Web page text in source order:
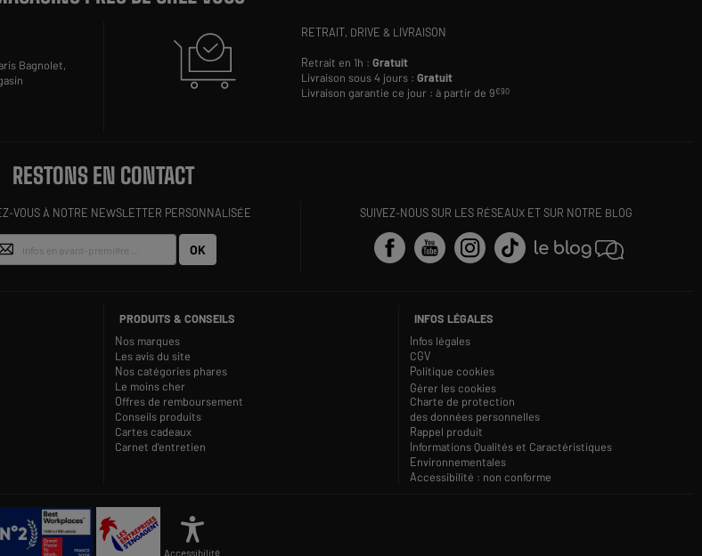
Bagnolet,
RETRAIT, DRIVE & LIVRAISON
Retrait en 1h :Gratuit
Livraison sous 4 jours :Gratuit
Livraison garantie ce jour : à partir de 9€90
RESTONS EN CONTACT
VOUS À NOTRE NEWSLETTER PERSONNALISÉE
OK
SUIVEZ-NOUS SUR LES RÉSEAUX ET SUR NOTRE BLOG
PRODUITS & CONSEILS
Nos marques
Les avis du site
Nos catégories phares
Le moins cher
Offres de remboursement
Conseils produits
Cartes cadeaux
Carnet d'entretien
INFOS LÉGALES
Infos légales
CGV
Politique cookies
Gérer les cookies
Charte de protection
des données personnelles
Rappel produit
Informations Qualités et Caractéristiques
Environnementales
Accessibilité : non conforme
Accessibilité